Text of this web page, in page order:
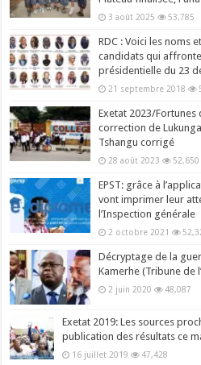
3 août 2025 53,785
RDC : Voici les noms
candidats qui
présidentielle du 23
21 septembre 2018
Exetat 2023/Fortunes
correction de
Tshangu corrigé
28 août 2023 52,650
EPST: grâce à
vont imprimer leur
l’Inspection générale
2 octobre 2021
Décryptage de la
Kamerhe (Tribune de
2 juin 2020 48,087
Exetat 2019: Les sources
publication des résultats ce
16 juillet 2019 47,428